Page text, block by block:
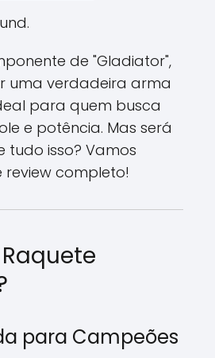
de "Gladiator",
uma verdadeira arma
para quem busca
e potência. Mas será
tudo isso? Vamos
review completo!
Raquete
para Campeões